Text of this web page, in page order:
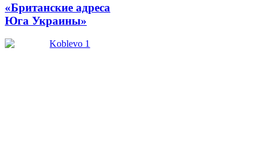
«Британские адреса
Юга Украины»